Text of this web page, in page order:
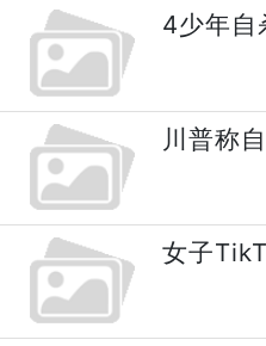
4少年
川普称
女子